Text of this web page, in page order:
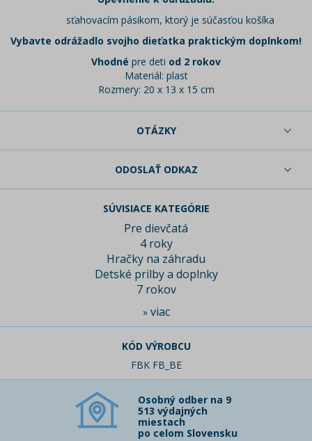
sťahovacím pásikom, ktorý je súčasťou košíka
Vybavte odrážadlo svojho dieťatka praktickým doplnkom!
Vhodné pre deti od 2 rokov
Materiál: plast
Rozmery: 20 x 13 x 15 cm
OTÁZKY
ODOSLAŤ ODKAZ
SÚVISIACE KATEGÓRIE
Pre dievčatá
4 roky
Hračky na záhradu
Detské prilby a doplnky
7 rokov
» viac
KÓD VÝROBCU
FBK FB_BE
Osobný odber na 9
513 výdajných
miestach
po celom Slovensku